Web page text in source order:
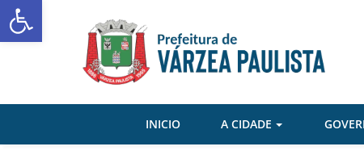
Skip
to
INICIO A CIDADE